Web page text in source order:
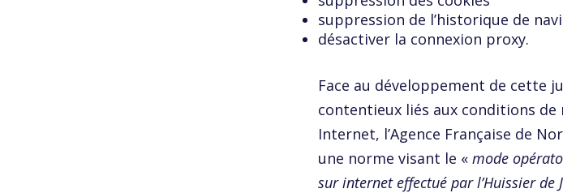
suppression de l’historique de
désactiver la connexion proxy.
Face au développement de cette
contentieux liés aux conditions
Internet, l’Agence Française de
une norme visant le « mode
sur internet effectué par l’Huissier de